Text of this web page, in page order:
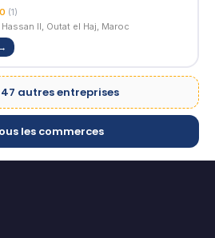
(1)
II, Outat el Haj, Maroc
autres entreprises
les commerces